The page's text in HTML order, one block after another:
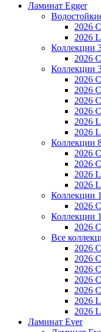
Ламинат Egger
2026
2026
Коллекции
2026
Коллекции
2026
2026
2026
2026
2026
2026
Коллекции
2026
2026
2026
2026
Коллекции
2026
Коллекции
2026
Все
2026
2026
2026
2026
2026
2026
2026
Ламинат Ever